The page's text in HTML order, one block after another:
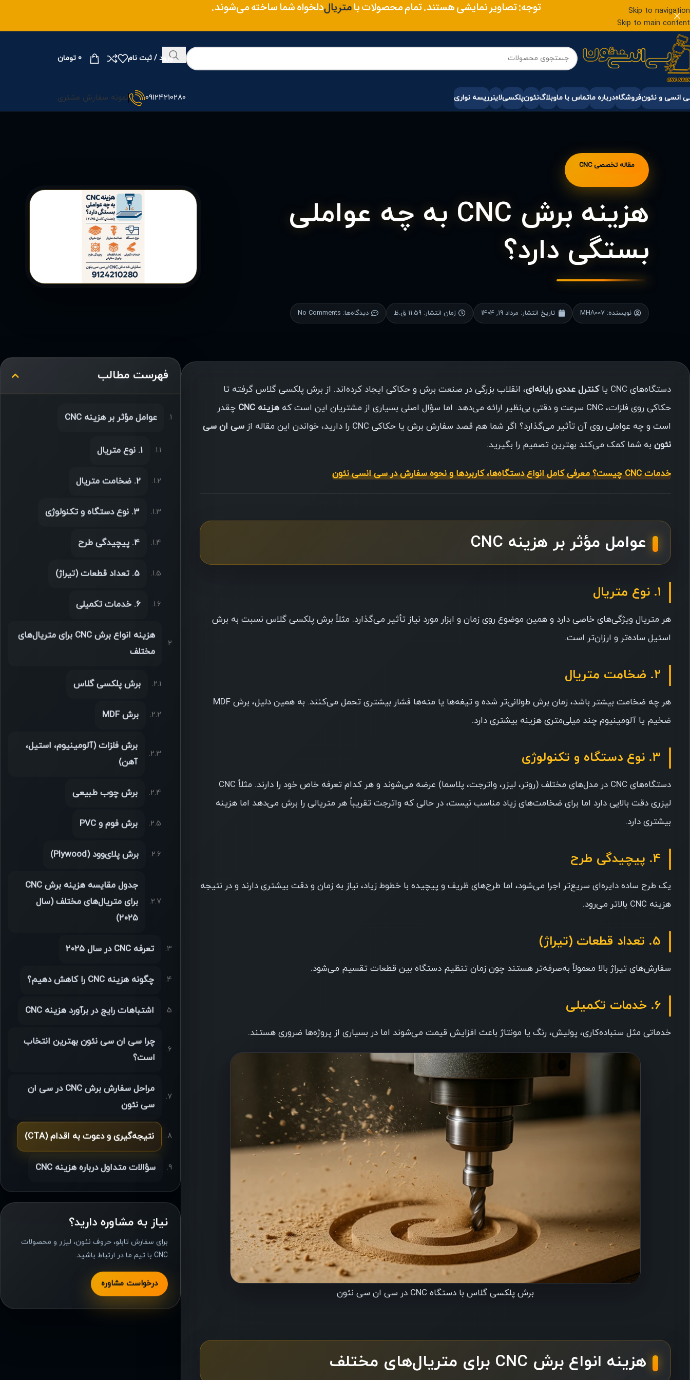
Skip to navigation
Skip to main content
توجه: تصاویر نمایشی هستند. تمام محصولات باسایز
رنگمتریالدلخواه شما ساخته می‌شوند.
ورود / ثبت نام 0 تومان
انسی و نئونفروشگاهدرباره ماتماس با ماوبلاگنئونپلکسیلاینرریسه نواری 09124210280 نمونه سفارش مشتری
مقاله تخصصی CNC
هزینه برش CNC به چه عواملی
بستگی دارد؟
نویسنده: تاریخ انتشار: مرداد 19, 1404 زمان انتشار: 11:59 ق.ظ دیدگاه‌ها:
دستگاه‌های CNC یا کنترل عددی رایانه‌ای، انقلاب بزرگی در صنعت برش و حکاکی ایجاد کرده‌اند. از برش پلکسی گلاس گرفته تا
حکاکی روی فلزات، CNC سرعت و دقتی بی‌نظیر ارائه می‌دهد. اما سؤال اصلی بسیاری از مشتریان این است که
هزینه CNC
چقدر
است و چه عواملی روی آن تأثیر می‌گذارد؟ اگر شما هم قصد سفارش برش یا حکاکی CNC را دارید، خواندن این مقاله از
سی ان سی
نئون به شما کمک می‌کند بهترین تصمیم را بگیرید.
خدمات CNC چیست؟ معرفی کامل انواع دستگاه‌ها، کاربردها و نحوه سفارش در سی انسی نئون
عوامل مؤثر بر هزینه CNC
1. نوع متریال
هر متریال ویژگی‌های خاصی دارد و همین موضوع روی زمان و ابزار مورد نیاز تأثیر می‌گذارد. مثلاً برش پلکسی گلاس نسبت به برش
استیل ساده‌تر و ارزان‌تر است.
2. ضخامت متریال
هر چه ضخامت بیشتر باشد، زمان برش طولانی‌تر شده و تیغه‌ها یا مته‌ها فشار بیشتری تحمل می‌کنند. به همین دلیل، برش MDF
ضخیم یا آلومینیوم چند میلی‌متری هزینه بیشتری دارد.
3. نوع دستگاه و تکنولوژی
دستگاه‌های CNC در مدل‌های مختلف (روتر، لیزر، واترجت، پلاسما) عرضه می‌شوند و هر کدام تعرفه خاص خود را دارند. مثلاً CNC
لیزری دقت بالایی دارد اما برای ضخامت‌های زیاد مناسب نیست، در حالی که واترجت تقریباً هر متریالی را برش می‌دهد اما هزینه
بیشتری دارد.
4. پیچیدگی طرح
یک طرح ساده دایره‌ای سریع‌تر اجرا می‌شود، اما طرح‌های ظریف و پیچیده با خطوط زیاد، نیاز به زمان و دقت بیشتری دارند و در نتیجه
هزینه CNC بالاتر می‌رود.
5. تعداد قطعات (تیراژ)
سفارش‌های تیراژ بالا معمولاً به‌صرفه‌تر هستند چون زمان تنظیم دستگاه بین قطعات تقسیم می‌شود.
6. خدمات تکمیلی
خدماتی مثل سنباده‌کاری، پولیش، رنگ یا مونتاژ باعث افزایش قیمت می‌شوند اما در بسیاری از پروژه‌ها ضروری هستند.
برش پلکسی گلاس با دستگاه CNC در سی ان سی نئون
هزینه انواع برش CNC برای متریال‌های مختلف
فهرست مطالب
عوامل مؤثر بر هزینه CNC
1. نوع متریال
2. ضخامت متریال
3. نوع دستگاه و تکنولوژی
4. پیچیدگی طرح
5. تعداد قطعات (تیراژ)
6. خدمات تکمیلی
هزینه انواع برش CNC برای متریال‌های
مختلف
برش پلکسی گلاس
برش MDF
برش فلزات (آلومینیوم، استیل،
آهن)
برش چوب طبیعی
برش فوم و PVC
برش پلای‌وود (Plywood)
جدول مقایسه هزینه برش CNC
برای متریال‌های مختلف (سال
۲۰۲۵)
تعرفه CNC در سال ۲۰۲۵
چگونه هزینه CNC را کاهش دهیم؟
اشتباهات رایج در برآورد هزینه CNC
چرا سی ان سی نئون بهترین انتخاب
است؟
مراحل سفارش برش CNC در سی ان
سی نئون
نتیجه‌گیری و دعوت به اقدام (CTA)
سؤالات متداول درباره هزینه CNC
نیاز به مشاوره دارید؟
برای سفارش تابلو، حروف نئون، لیزر و محصولات
CNC با تیم ما در ارتباط باشید.
درخواست مشاوره